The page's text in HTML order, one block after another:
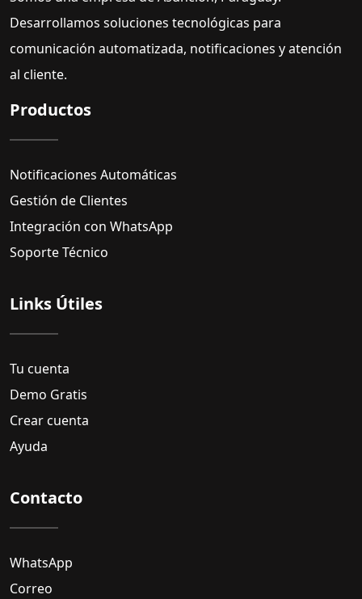
Desarrollamos soluciones tecnológicas para
comunicación automatizada, notificaciones y atención
al cliente.
Productos
Notificaciones Automáticas
Gestión de Clientes
Integración con WhatsApp
Soporte Técnico
Links Útiles
Tu cuenta
Demo Gratis
Crear cuenta
Ayuda
Contacto
WhatsApp
Correo